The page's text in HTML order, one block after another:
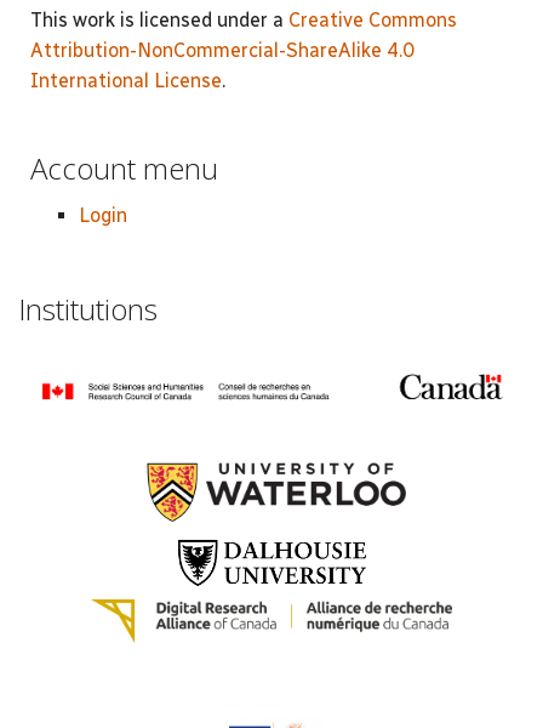
This work is licensed under a Creative Commons
Attribution-NonCommercial-ShareAlike 4.0
International License.
Account menu
Login
Institutions